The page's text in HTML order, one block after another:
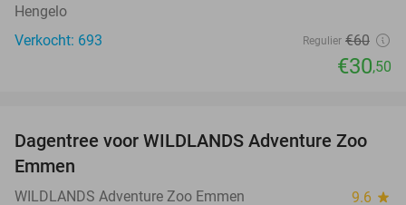
Hengelo
Verkocht: 693
Regulier €60
€30,50
24%
Dagentree voor WILDLANDS Adventure Zoo
Emmen
WILDLANDS Adventure Zoo Emmen 9.6 star